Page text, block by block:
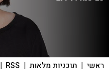
ראשי | תוכניות מלאות |
RSS
|